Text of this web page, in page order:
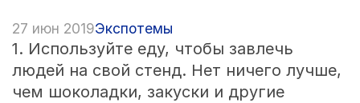
27 июн 2019Экспотемы
1. Используйте еду, чтобы завлечь
людей на свой стенд. Нет ничего лучше,
чем шоколадки, закуски и другие